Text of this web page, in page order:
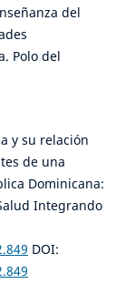
del
Polo del
y su relación
de una
Dominicana:
Integrando
DOI: